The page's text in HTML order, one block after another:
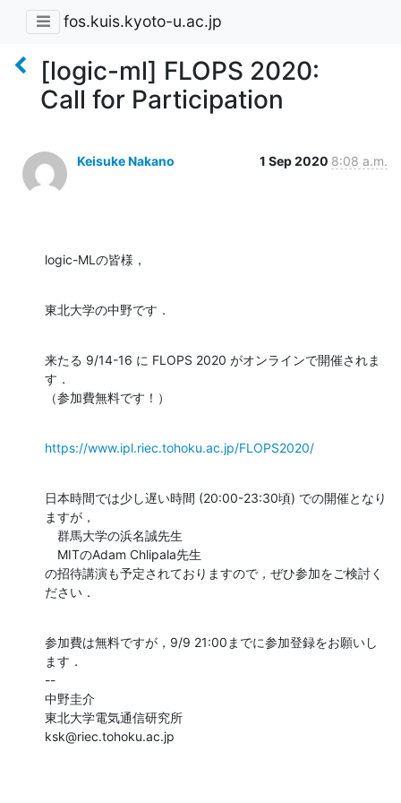
fos.kuis.kyoto-u.ac.jp
[logic-ml] FLOPS 2020:
Call for Participation
Keisuke Nakano 1 Sep 2020 8:08 a.m.
logic-MLの皆様，
東北大学の中野です．
来たる 9/14-16 に FLOPS 2020 がオンラインで開催されま
す．
（参加費無料です！）
https://www.ipl.riec.tohoku.ac.jp/FLOPS2020/
日本時間では少し遅い時間 (20:00-23:30頃) での開催となり
ますが，
群馬大学の浜名誠先生
MITのAdam Chlipala先生
の招待講演も予定されておりますので，ぜひ参加をご検討く
ださい．
参加費は無料ですが，9/9 21:00までに参加登録をお願いし
ます．
--
中野圭介
東北大学電気通信研究所
ksk@riec.tohoku.ac.jp